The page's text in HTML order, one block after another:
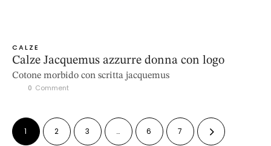
CALZE
Calze Jacquemus azzurre donna con logo
Cotone morbido con scritta jacquemus
0 Comment
1 2 3 … 6 7